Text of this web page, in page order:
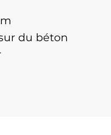
du béton